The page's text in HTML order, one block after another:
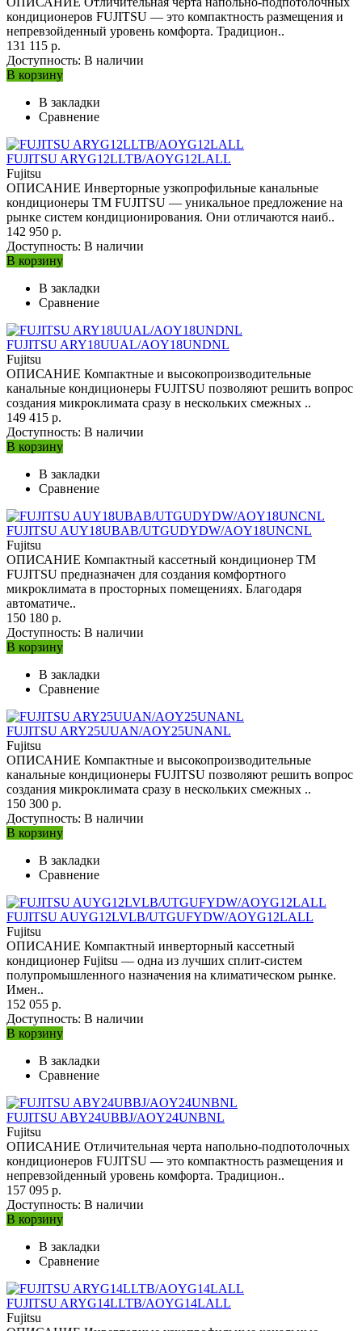
кондиционеров FUJITSU — это компактность размещения и
непревзойденный уровень комфорта. Традицион..
131 115 р.
Доступность: В наличии
В корзину
В закладки
Сравнение
FUJITSU ARYG12LLTB/AOYG12LALL
Fujitsu
ОПИСАНИЕ Инверторные узкопрофильные канальные
кондиционеры ТМ FUJITSU — уникальное предложение на
рынке систем кондиционирования. Они отличаются наиб..
142 950 р.
Доступность: В наличии
В корзину
В закладки
Сравнение
FUJITSU ARY18UUAL/AOY18UNDNL
Fujitsu
ОПИСАНИЕ Компактные и высокопроизводительные
канальные кондиционеры FUJITSU позволяют решить вопрос
создания микроклимата сразу в нескольких смежных ..
149 415 р.
Доступность: В наличии
В корзину
В закладки
Сравнение
FUJITSU AUY18UBAB/UTGUDYDW/AOY18UNCNL
Fujitsu
ОПИСАНИЕ Компактный кассетный кондиционер ТМ
FUJITSU предназначен для создания комфортного
микроклимата в просторных помещениях. Благодаря
автоматиче..
150 180 р.
Доступность: В наличии
В корзину
В закладки
Сравнение
FUJITSU ARY25UUAN/AOY25UNANL
Fujitsu
ОПИСАНИЕ Компактные и высокопроизводительные
канальные кондиционеры FUJITSU позволяют решить вопрос
создания микроклимата сразу в нескольких смежных ..
150 300 р.
Доступность: В наличии
В корзину
В закладки
Сравнение
FUJITSU AUYG12LVLB/UTGUFYDW/AOYG12LALL
Fujitsu
ОПИСАНИЕ Компактный инверторный кассетный
кондиционер Fujitsu — одна из лучших сплит-систем
полупромышленного назначения на климатическом рынке.
Имен..
152 055 р.
Доступность: В наличии
В корзину
В закладки
Сравнение
FUJITSU ABY24UBBJ/AOY24UNBNL
Fujitsu
ОПИСАНИЕ Отличительная черта напольно-подпотолочных
кондиционеров FUJITSU — это компактность размещения и
непревзойденный уровень комфорта. Традицион..
157 095 р.
Доступность: В наличии
В корзину
В закладки
Сравнение
FUJITSU ARYG14LLTB/AOYG14LALL
Fujitsu